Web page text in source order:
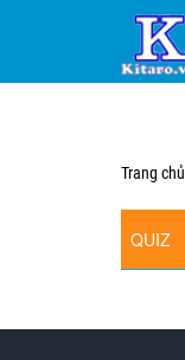
Trang chủ
QUIZ